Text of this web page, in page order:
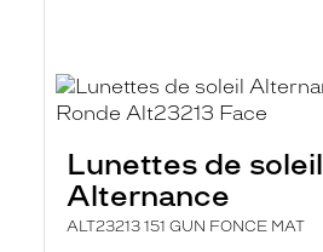
Lunettes de soleil
Alternance
ALT23213 151 GUN FONCE MAT